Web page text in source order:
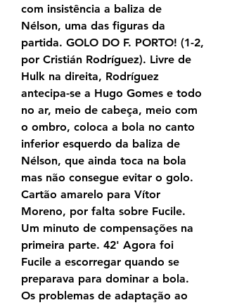
com insistência a baliza de
Nélson, uma das figuras da
partida. GOLO DO F. PORTO! (1-2,
por Cristián Rodríguez). Livre de
Hulk na direita, Rodríguez
antecipa-se a Hugo Gomes e todo
no ar, meio de cabeça, meio com
o ombro, coloca a bola no canto
inferior esquerdo da baliza de
Nélson, que ainda toca na bola
mas não consegue evitar o golo.
Cartão amarelo para Vítor
Moreno, por falta sobre Fucile.
Um minuto de compensações na
primeira parte. 42' Agora foi
Fucile a escorregar quando se
preparava para dominar a bola.
Os problemas de adaptação ao